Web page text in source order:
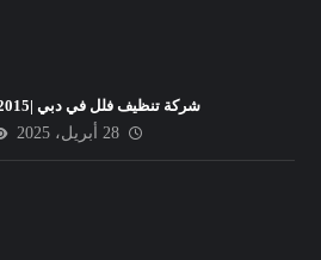
شركة تنظيف فلل في دبي |0526402015|تعقيم
28 أبريل، 2025